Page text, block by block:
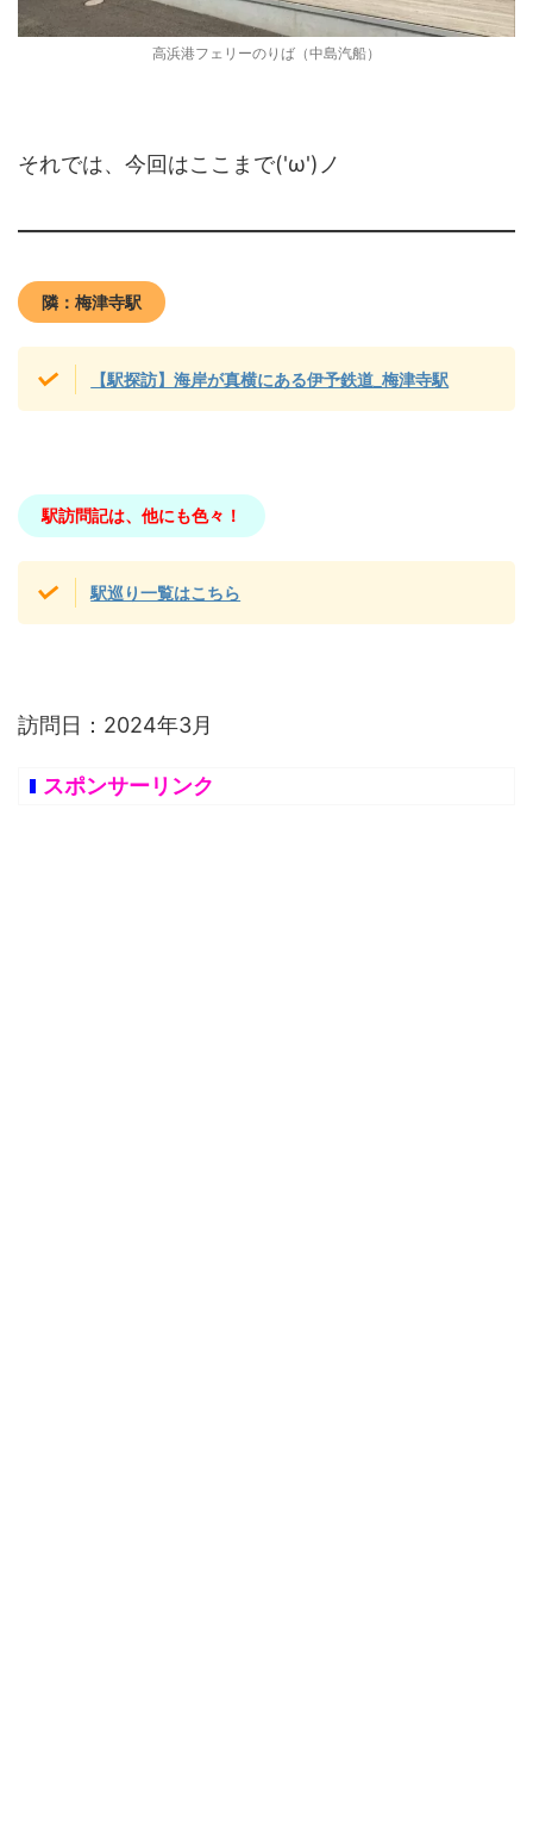
高浜港フェリーのりば（中島汽船）
それでは、今回はここまで('ω')ノ
隣：梅津寺駅
【駅探訪】海岸が真横にある伊予鉄道_梅津寺駅
駅訪問記は、他にも色々！
駅巡り一覧はこちら
訪問日：2024年3月
スポンサーリンク